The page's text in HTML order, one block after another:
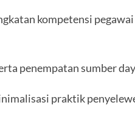
kompetensi
penempatan sumber
praktik